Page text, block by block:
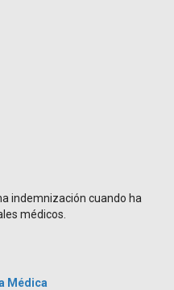
indemnización cuando ha
médicos.
Médica